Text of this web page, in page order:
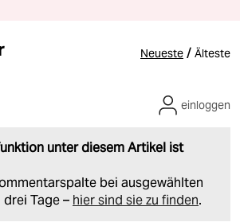
Neueste / Älteste
unter diesem Artikel ist
bei ausgewählten
Tage – hier sind sie zu finden.
einloggen